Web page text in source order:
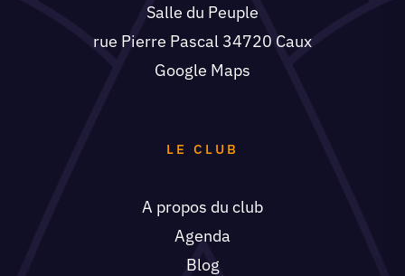
Salle du Peuple
rue Pierre Pascal 34720 Caux
Google Maps
LE CLUB
A propos du club
Agenda
Blog